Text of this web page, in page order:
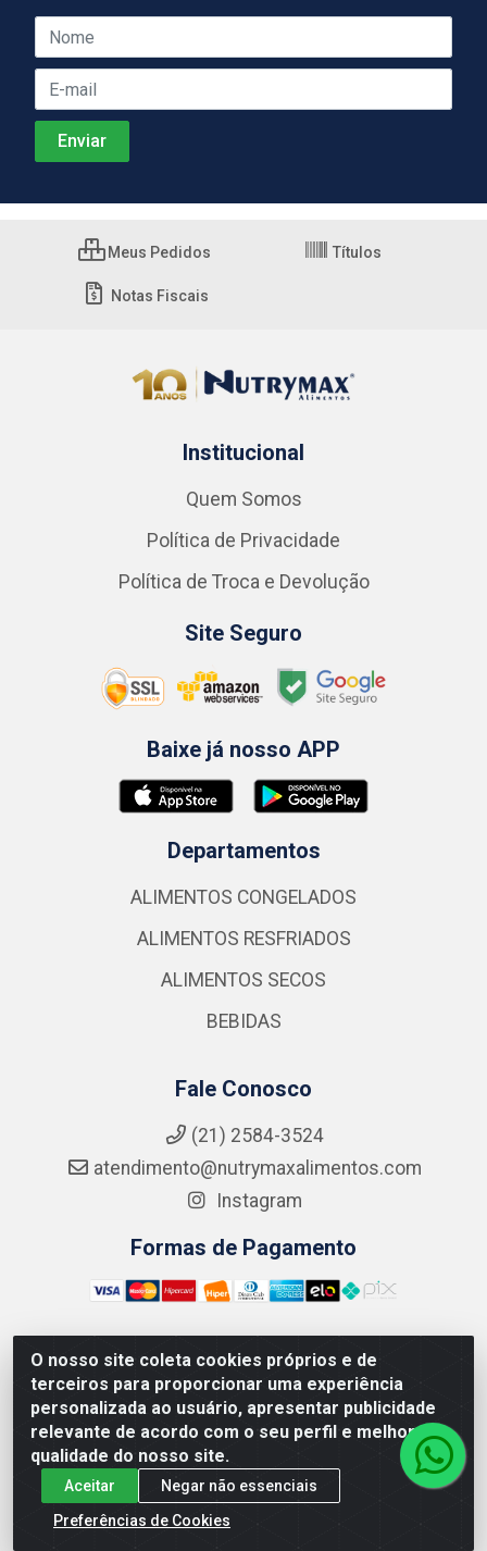
O nosso site coleta cookies próprios e de
terceiros para proporcionar uma experiência
personalizada ao usuário, apresentar publicidade
relevante de acordo com o seu perfil e melhorar a
qualidade do nosso site.
Aceitar
Negar não essenciais
Preferências de Cookies
Meus Pedidos Títulos
Notas Fiscais
Institucional
Quem Somos
Política de Privacidade
Política de Troca e Devolução
Site Seguro
Baixe já nosso APP
Departamentos
ALIMENTOS CONGELADOS
ALIMENTOS RESFRIADOS
ALIMENTOS SECOS
BEBIDAS
Fale Conosco
(21) 2584-3524
atendimento@nutrymaxalimentos.com
Instagram
Formas de Pagamento
NUTRY MAX COMÉRCIO DE PRODUTOS ALIMENTICIOS
LTDA - RUA DO FEIJÃO, 721 PENHA CIRCULAR/RJ -
CNPJ: 15.796.122/0001-03